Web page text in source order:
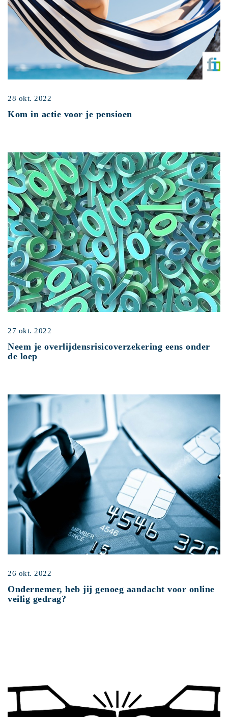
28 okt. 2022
Kom in actie voor je pensioen
27 okt. 2022
Neem je overlijdensrisicoverzekering eens onder
de loep
26 okt. 2022
Ondernemer, heb jij genoeg aandacht voor online
veilig gedrag?